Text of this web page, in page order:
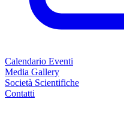
Calendario Eventi
Media Gallery
Società Scientifiche
Contatti